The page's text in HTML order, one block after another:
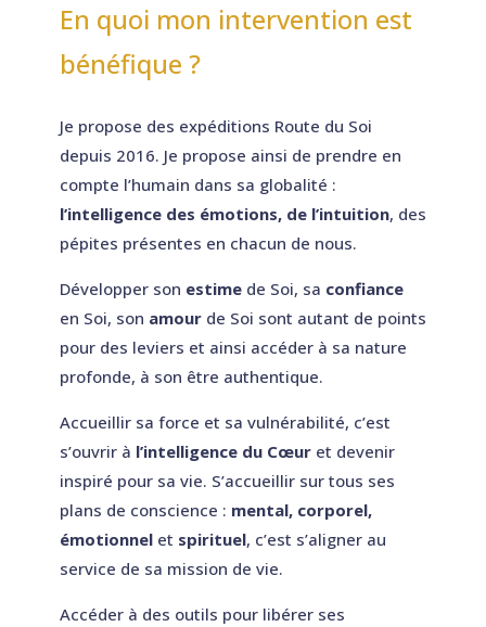
En quoi mon intervention est
bénéfique ?
Je propose des expéditions Route du Soi
depuis 2016. Je propose ainsi de prendre en
compte l’humain dans sa globalité :
l’intelligence des émotions, de l’intuition, des
pépites présentes en chacun de nous.
Développer son estimede Soi, sa confiance
en Soi, son amourde Soi sont autant de points
pour des leviers et ainsi accéder à sa nature
profonde, à son être authentique.
Accueillir sa force et sa vulnérabilité, c’est
s’ouvrir à l’intelligence du Cœuret devenir
inspiré pour sa vie. S’accueillir sur tous ses
plans de conscience : mental, corporel,
émotionnel et spirituel, c’est s’aligner au
service de sa mission de vie.
Accéder à des outils pour libérer ses